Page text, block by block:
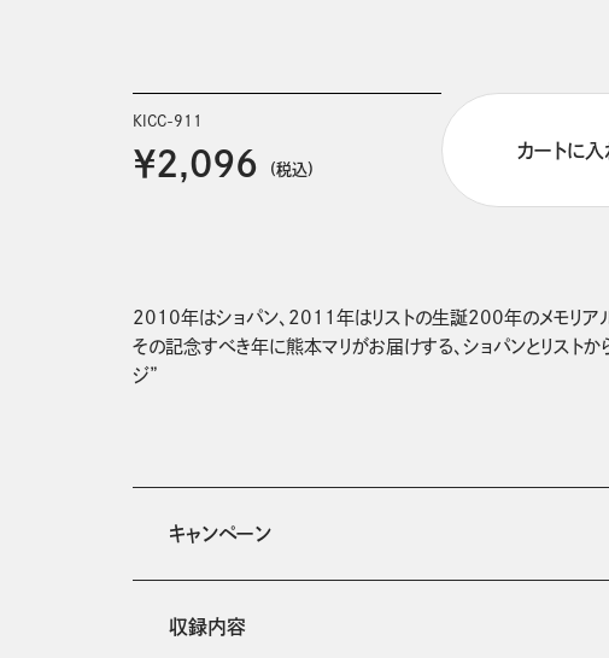
KICC-911
￥2,096 (税込)
カートに入
2010年はショパン、2011年はリストの生誕200年のメモリアル
その記念すべき年に熊本マリがお届けする、ショパンとリストか
キャンペーン
収録内容